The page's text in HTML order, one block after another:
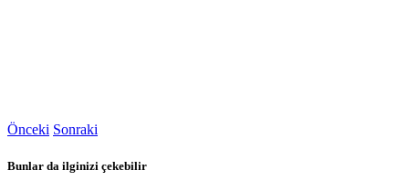
Önceki Sonraki
Bunlar da ilginizi çekebilir